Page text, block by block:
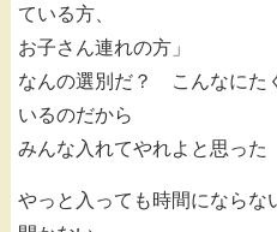
ている方、
お子さん連れの方」
なんの選別だ？ こんなにた
いるのだから
みんな入れてやれよと思った
やっと入っても時間にならな